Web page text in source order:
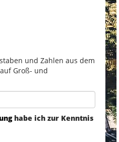
und Zahlen aus dem
Groß- und
habe ich zur Kenntnis